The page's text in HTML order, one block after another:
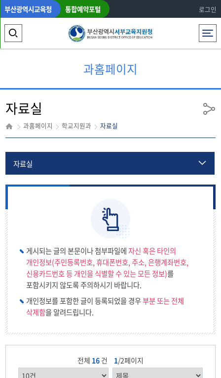
부산광역시교육청 통합예약포털 로그인
전체메뉴
색
역
열
기
과홈페이지
자료실
과홈페이지 학교지원과 자료실
공
업무분장
자료실
게시되는 글의 본문이나 첨부파일에자신 혹은 타인의
개인정보(주민등록번호, 휴대폰번호, 주소, 은행계좌번호,
신용카드번호 등 개인을 식별할 수 있는 모든 정보)를
포함시키지 않도록 주의하시기 바랍니다.
개인정보를 포함한 글이 등록되었을 경우부분 또는 전체
삭제함을 알려드립니다.
전체 16 건 1/2페이지